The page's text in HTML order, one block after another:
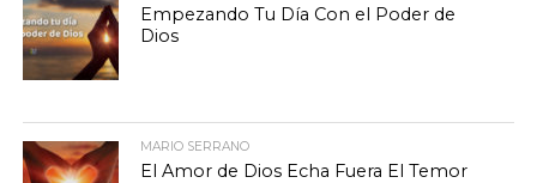
Empezando Tu Día Con el Poder de
Dios
MARIO SERRANO
El Amor de Dios Echa Fuera El Temor